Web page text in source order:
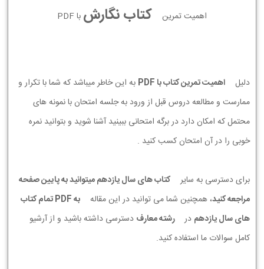
اهمیت تمرین کتاب نگارش با PDF
دلیل اهمیت تمرین کتاب با PDF
به این خاطر میباشد که شما با تکرار و
ممارست و مطالعه دروس قبل از ورود به جلسه امتحان با نمونه های
محتمل که امکان دارد در برگه امتحانی ببینید آشنا شوید و بتوانید نمره
خوبی را در آن امتحان کسب کنید .
برای دسترسی به سایر
کتاب های سال یازدهم میتوانید به پایین صفحه
مراجعه کنید، همچنین شما می توانید در این مقاله
به PDF تمام کتاب
های سال یازدهم در رشته معارف دسترسی داشته باشید و از آرشیو
کامل سوالات ما استفاده کنید.